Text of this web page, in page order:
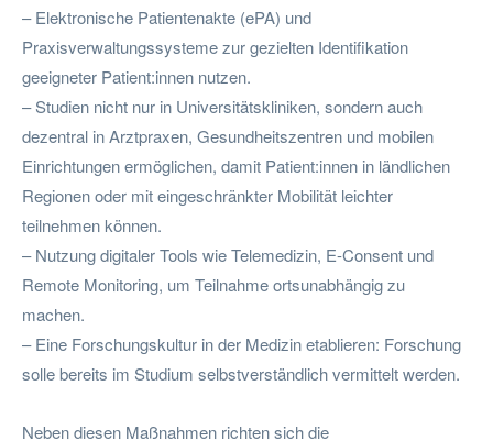
– Elektronische Patientenakte (ePA) und
Praxisverwaltungssysteme zur gezielten Identifikation
geeigneter Patient:innen nutzen.
– Studien nicht nur in Universitätskliniken, sondern auch
dezentral in Arztpraxen, Gesundheitszentren und mobilen
Einrichtungen ermöglichen, damit Patient:innen in ländlichen
Regionen oder mit eingeschränkter Mobilität leichter
teilnehmen können.
– Nutzung digitaler Tools wie Telemedizin, E-Consent und
Remote Monitoring, um Teilnahme ortsunabhängig zu
machen.
– Eine Forschungskultur in der Medizin etablieren: Forschung
solle bereits im Studium selbstverständlich vermittelt werden.
Neben diesen Maßnahmen richten sich die